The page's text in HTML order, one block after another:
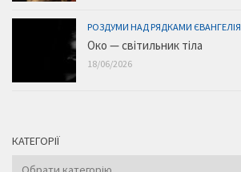
РОЗДУМИ НАД РЯДКАМИ ЄВАНГЕЛІЯ
Око — світильник тіла
18/06/2026
КАТЕГОРІЇ
Категорії